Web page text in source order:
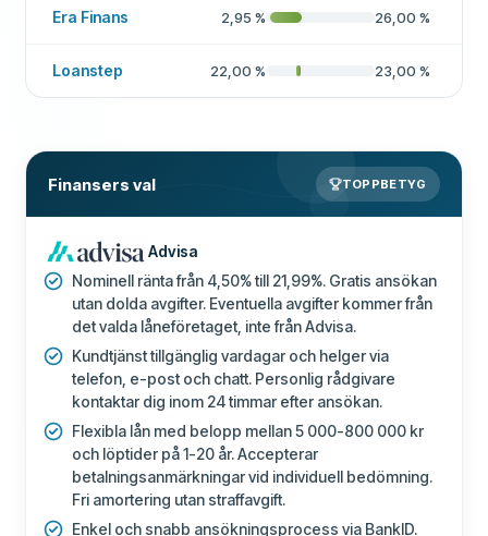
Era Finans 2,95 % 26,00 %
Loanstep 22,00 % 23,00 %
Finansers val TOPPBETYG
Advisa
Nominell ränta från 4,50% till 21,99%. Gratis ansökan
utan dolda avgifter. Eventuella avgifter kommer från
det valda låneföretaget, inte från Advisa.
Kundtjänst tillgänglig vardagar och helger via
telefon, e-post och chatt. Personlig rådgivare
kontaktar dig inom 24 timmar efter ansökan.
Flexibla lån med belopp mellan 5 000-800 000 kr
och löptider på 1-20 år. Accepterar
betalningsanmärkningar vid individuell bedömning.
Fri amortering utan straffavgift.
Enkel och snabb ansökningsprocess via BankID.